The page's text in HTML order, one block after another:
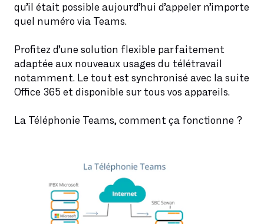
qu’il était possible aujourd’hui d’appeler n’importe
quel numéro via Teams.
Profitez d’une solution flexible parfaitement
adaptée aux nouveaux usages du télétravail
notamment. Le tout est synchronisé avec la suite
Office 365 et disponible sur tous vos appareils.
La Téléphonie Teams, comment ça fonctionne ?